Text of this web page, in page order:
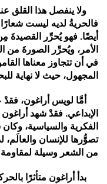
ولا ينفصل هذا القلق
فالحريةُ لديه ليست
أيضًا. فهو يُحرِّر القصيدةَ
الأمر، ويُحرِّر الصورةَ من
في أن تتجاوز معناها
المجهول، حيث لا نهاية
أمَّا لويس أراغون، فقدْ
الإبداعي. فقدْ شهد
الفكرية والسياسية، وكان
تصوُّرها للإنسان
من الشعر وسيلة لمقاومة
بدأ أراغون متأثرًا